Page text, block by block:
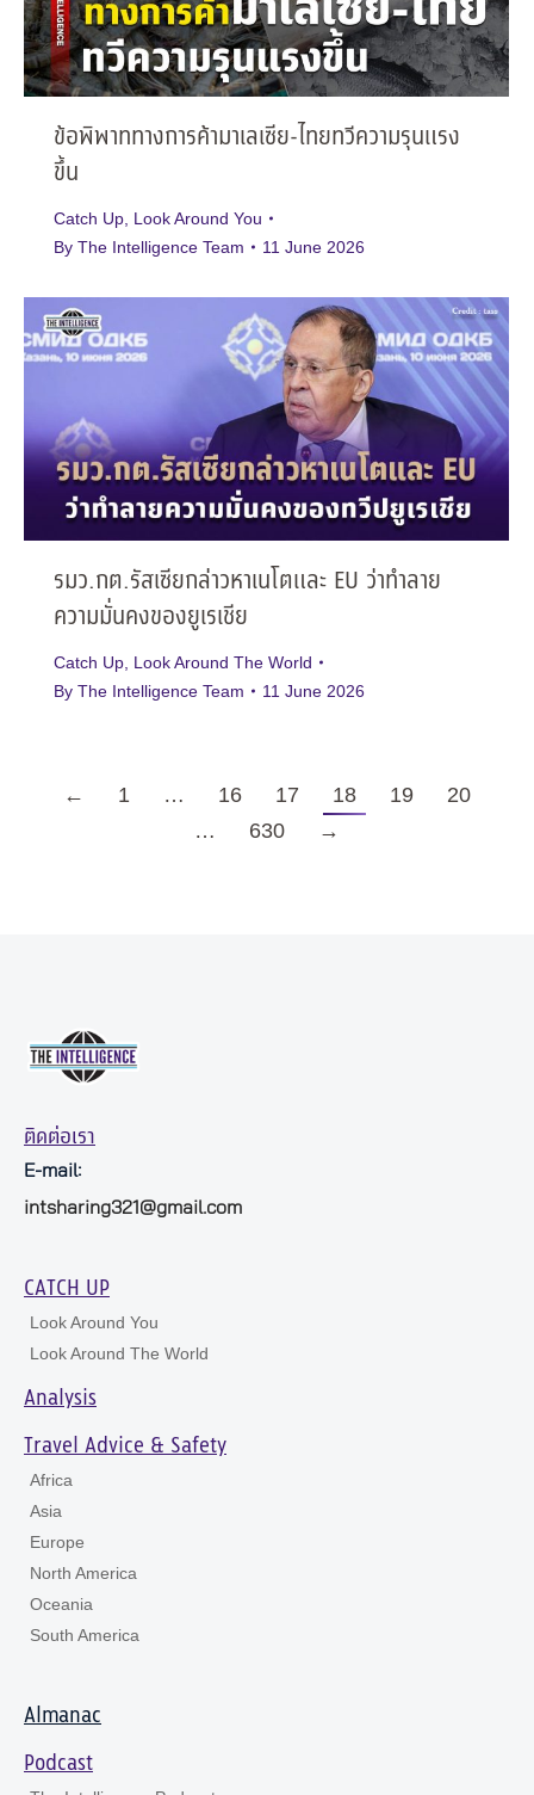
ข้อพิพาททางการค้ามาเลเซีย-ไทยทวีความรุนแรง
ขึ้น
Catch Up Look Around You
By The Intelligence Team 11 June 2026
รมว.กต.รัสเซียกล่าวหาเนโตและ EU ว่าทำลาย
ความมั่นคงของยูเรเชีย
Catch Up Look Around The World
By The Intelligence Team 11 June 2026
← 1 … 16 17 18 19
20
…
630 →
ติดต่อเรา
E-mail:
intsharing321@gmail.com
CATCH UP
Look Around You
Look Around The World
Analysis
Travel Advice & Safety
Africa
Asia
Europe
North America
Oceania
South America
Almanac
Podcast